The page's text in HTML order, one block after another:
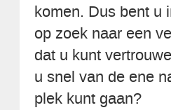
komen. Dus bent u
op zoek naar een
dat u kunt
u snel van de ene
plek kunt gaan?